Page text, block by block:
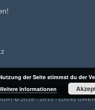
© 2026 - 2013 - LOG42
der Seite stimmst du der
Informationen